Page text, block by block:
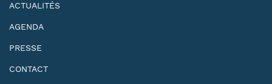
ACTUALITÉS
AGENDA
PRESSE
CONTACT